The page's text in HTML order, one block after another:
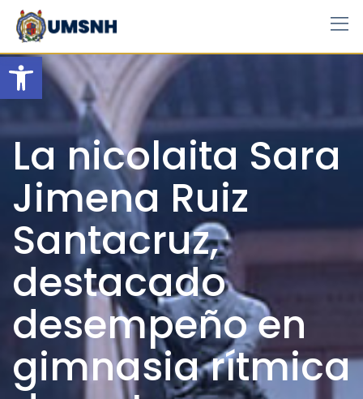
Open toolbar
Skip
content
La nicolaita Sara
Jimena Ruiz
Santacruz,
destacado
desempeño en
gimnasia rítmica